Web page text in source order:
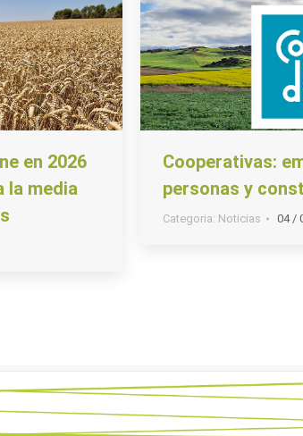
en 2026
la media
Cooperativas:
personas y
Categoria: Noticias 04 /